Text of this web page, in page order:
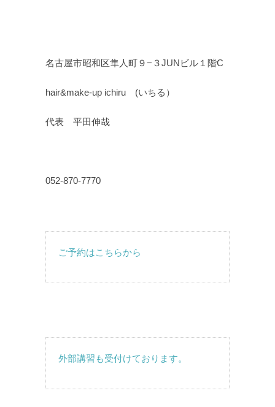
名古屋市昭和区隼人町９−３JUNビル１階C
hair&make-up ichiru (いちる）
代表 平田伸哉
052-870-7770
ご予約はこちらから
外部講習も受付けております。